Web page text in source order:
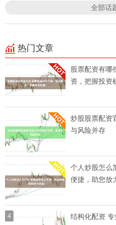
全部话
热门文章
股票配资有哪
资，把握投资
炒股股票配资
与风险并存
个人炒股怎么
便捷，助您放
4
结构化配资